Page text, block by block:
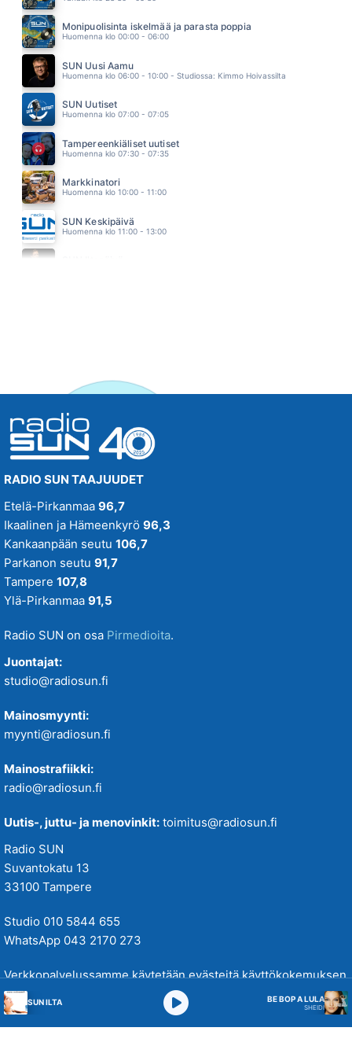
EPPU NORMAALI
14.55
MUSTAT ENKELIT
14.50
Monipuolisinta iskelmää ja parasta poppia
Huomenna klo 00:00 - 06:00
SUN Uusi Aamu
Huomenna klo 06:00 - 10:00 - Studiossa: Kimmo Hoivassilta
SUN Uutiset
Huomenna klo 07:00 - 07:05
Tampereenkiäliset uutiset
Huomenna klo 07:30 - 07:35
Markkinatori
Huomenna klo 10:00 - 11:00
SUN Keskipäivä
Huomenna klo 11:00 - 13:00
RADIO SUN TAAJUUDET
Etelä-Pirkanmaa 96,7
Ikaalinen ja Hämeenkyrö 96,3
Kankaanpään seutu 106,7
Parkanon seutu 91,7
Tampere 107,8
Ylä-Pirkanmaa 91,5
Radio SUN on osa Pirmedioita.
Juontajat:
studio@radiosun.fi
Mainosmyynti:
myynti@radiosun.fi
Mainostrafiikki:
radio@radiosun.fi
Uutis-, juttu- ja menovinkit: toimitus@radiosun.fi
Radio SUN
Suvantokatu 13
33100 Tampere
Studio 010 5844 655
WhatsApp 043 2170 273
Verkkopalvelussamme käytetään evästeitä käyttökokemuksen
parantamiseksi. Tutustu tietosuojakäytäntöihimmetäällä.
SUN ILTA BE BOP A LULA
SHEIDI